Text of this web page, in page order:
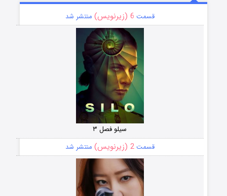
قسمت 6 (زیرنویس) منتشر شد
سیلو فصل ۳
قسمت2 (زیرنویس) منتشر شد